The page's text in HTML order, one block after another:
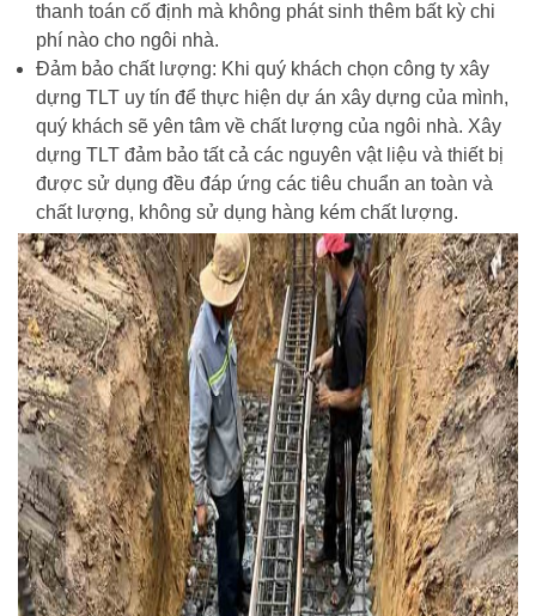
thanh toán cố định mà không phát sinh thêm bất kỳ chi
phí nào cho ngôi nhà.
Đảm bảo chất lượng: Khi quý khách chọn công ty xây
dựng TLT uy tín để thực hiện dự án xây dựng của mình,
quý khách sẽ yên tâm về chất lượng của ngôi nhà. Xây
dựng TLT đảm bảo tất cả các nguyên vật liệu và thiết bị
được sử dụng đều đáp ứng các tiêu chuẩn an toàn và
chất lượng, không sử dụng hàng kém chất lượng.